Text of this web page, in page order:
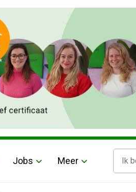
Jobs Meer